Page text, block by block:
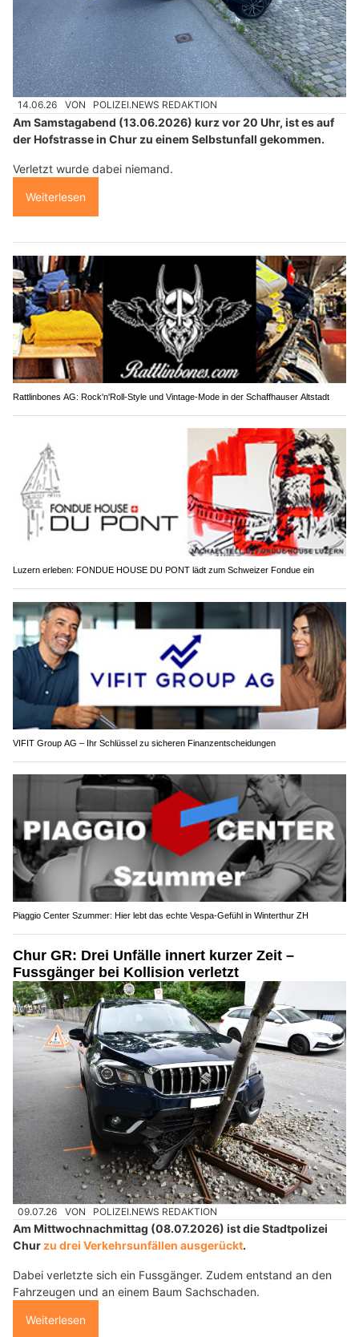
14.06.26 VON POLIZEI.NEWS REDAKTION
Am Samstagabend (13.06.2026) kurz vor 20 Uhr, ist es auf
der Hofstrasse in Chur zu einem Selbstunfall gekommen.
Verletzt wurde dabei niemand.
Weiterlesen
Rattlinbones AG: Rock'n'Roll-Style und Vintage-Mode in der Schaffhauser Altstadt
Luzern erleben: FONDUE HOUSE DU PONT lädt zum Schweizer Fondue ein
VIFIT Group AG – Ihr Schlüssel zu sicheren Finanzentscheidungen
Piaggio Center Szummer: Hier lebt das echte Vespa-Gefühl in Winterthur ZH
Chur GR: Drei Unfälle innert kurzer Zeit –
Fussgänger bei Kollision verletzt
09.07.26 VON POLIZEI.NEWS REDAKTION
Am Mittwochnachmittag (08.07.2026) ist die Stadtpolizei
Chur zu drei Verkehrsunfällen ausgerückt.
Dabei verletzte sich ein Fussgänger. Zudem entstand an den
Fahrzeugen und an einem Baum Sachschaden.
Weiterlesen